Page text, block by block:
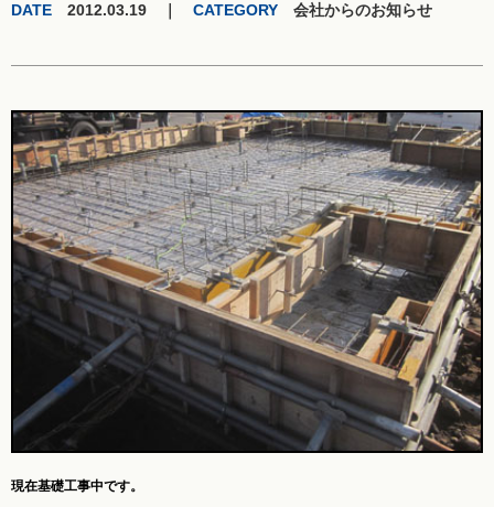
DATE 2012.03.19 ｜ CATEGORY 会社からのお知らせ
現在基礎工事中です。